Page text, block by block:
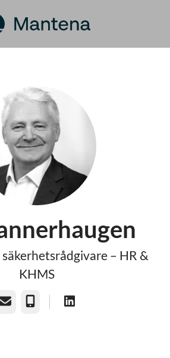
– HR &
KHMS
post Telefon